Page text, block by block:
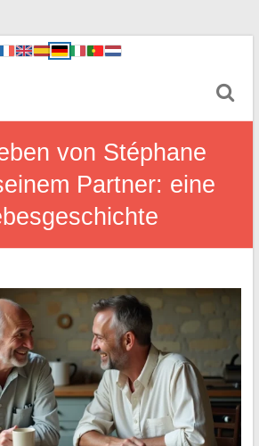
von Stéphane
Partner: eine